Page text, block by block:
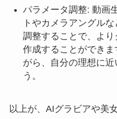
パラメータ調整: 動画
トやカメラアングル
調整することで、よ
作成することができ
がら、自分の理想に
う。
以上が、AIグラビアや美